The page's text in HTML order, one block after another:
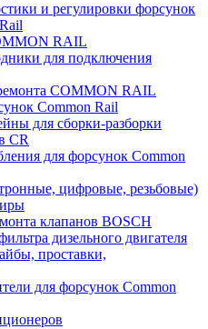
и регулировки форсунок
RAIL
для подключения
COMMON RAIL
Common Rail
для сборки-разборки
CR
для форсунок Common
цифровые, резьбовые)
клапанов BOSCH
дизельного двигателя
проставки,
для форсунок Common